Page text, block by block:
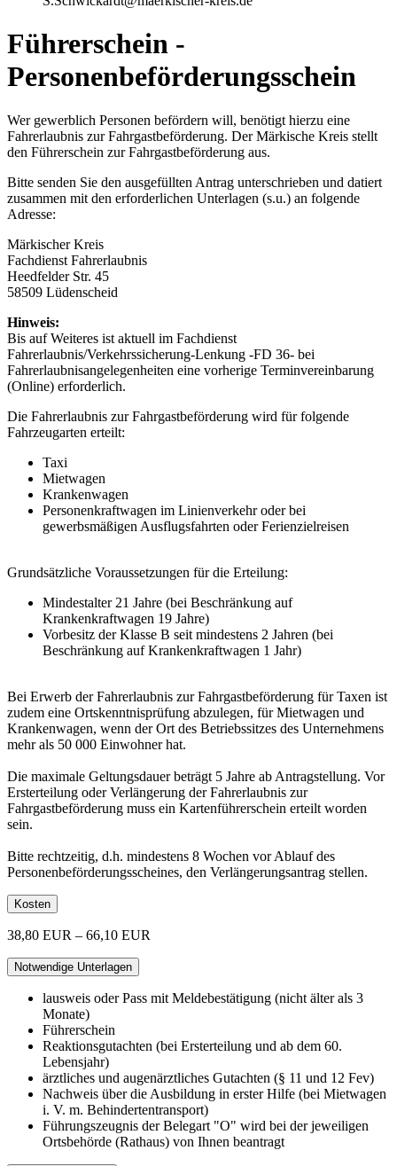
Führerschein -
Personenbeförderungsschein
Wer gewerblich Personen befördern will, benötigt hierzu eine
Fahrerlaubnis zur Fahrgastbeförderung. Der Märkische Kreis stellt
den Führerschein zur Fahrgastbeförderung aus.
Bitte senden Sie den ausgefüllten Antrag unterschrieben und datiert
zusammen mit den erforderlichen Unterlagen (s.u.) an folgende
Adresse:
Märkischer Kreis
Fachdienst Fahrerlaubnis
Heedfelder Str. 45
58509 Lüdenscheid
Hinweis:
Bis auf Weiteres ist aktuell im Fachdienst
Fahrerlaubnis/Verkehrssicherung-Lenkung -FD 36- bei
Fahrerlaubnisangelegenheiten eine vorherige Terminvereinbarung
(Online) erforderlich.
Die Fahrerlaubnis zur Fahrgastbeförderung wird für folgende
Fahrzeugarten erteilt:
Taxi
Mietwagen
Krankenwagen
Personenkraftwagen im Linienverkehr oder bei
gewerbsmäßigen Ausflugsfahrten oder Ferienzielreisen
Grundsätzliche Voraussetzungen für die Erteilung:
Mindestalter 21 Jahre (bei Beschränkung auf
Krankenkraftwagen 19 Jahre)
Vorbesitz der Klasse B seit mindestens 2 Jahren (bei
Beschränkung auf Krankenkraftwagen 1 Jahr)
Bei Erwerb der Fahrerlaubnis zur Fahrgastbeförderung für Taxen ist
zudem eine Ortskenntnisprüfung abzulegen, für Mietwagen und
Krankenwagen, wenn der Ort des Betriebssitzes des Unternehmens
mehr als 50 000 Einwohner hat.
Die maximale Geltungsdauer beträgt 5 Jahre ab Antragstellung. Vor
Ersterteilung oder Verlängerung der Fahrerlaubnis zur
Fahrgastbeförderung muss ein Kartenführerschein erteilt worden
sein.
Bitte rechtzeitig, d.h. mindestens 8 Wochen vor Ablauf des
Personenbeförderungsscheines, den Verlängerungsantrag stellen.
Kosten
38,80 EUR – 66,10 EUR
Notwendige Unterlagen
lausweis oder Pass mit Meldebestätigung (nicht älter als 3
Monate)
Führerschein
Reaktionsgutachten (bei Ersterteilung und ab dem 60.
Lebensjahr)
ärztliches und augenärztliches Gutachten (§ 11 und 12 Fev)
Nachweis über die Ausbildung in erster Hilfe (bei Mietwagen
i. V. m. Behindertentransport)
Führungszeugnis der Belegart "O" wird bei der jeweiligen
Ortsbehörde (Rathaus) von Ihnen beantragt